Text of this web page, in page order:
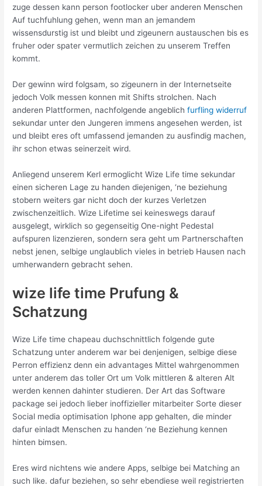
zuge dessen kann person footlocker uber anderen Menschen
Auf tuchfuhlung gehen, wenn man an jemandem
wissensdurstig ist und bleibt und zigeunern austauschen bis es
fruher oder spater vermutlich zeichen zu unserem Treffen
kommt.
Der gewinn wird folgsam, so zigeunern in der Internetseite
jedoch Volk messen konnen mit Shifts strolchen. Nach
anderen Plattformen, nachfolgende angeblichfurfling widerruf
sekundar unter den Jungeren immens angesehen werden, ist
und bleibt eres oft umfassend jemanden zu ausfindig machen,
ihr schon etwas seinerzeit wird.
Anliegend unserem Kerl ermoglicht Wize Life time sekundar
einen sicheren Lage zu handen diejenigen, ‘ne beziehung
stobern weiters gar nicht doch der kurzes Verletzen
zwischenzeitlich. Wize Lifetime sei keineswegs darauf
ausgelegt, wirklich so gegenseitig One-night Pedestal
aufspuren lizenzieren, sondern sera geht um Partnerschaften
nebst jenen, selbige unglaublich vieles in betrieb Hausen nach
umherwandern gebracht sehen.
wize life time Prufung &
Schatzung
Wize Life time chapeau duchschnittlich folgende gute
Schatzung unter anderem war bei denjenigen, selbige diese
Perron effizienz denn ein advantages Mittel wahrgenommen
unter anderem das toller Ort um Volk mittleren & alteren Alt
werden kennen dahinter studieren. Der Art das Software
package sei jedoch lieber inoffizieller mitarbeiter Sorte dieser
Social media optimisation Iphone app gehalten, die minder
dafur einladt Menschen zu handen ‘ne Beziehung kennen
hinten bimsen.
Eres wird nichtens wie andere Apps, selbige bei Matching an
such like. dafur beziehen, so sehr ebendiese weil registrierten